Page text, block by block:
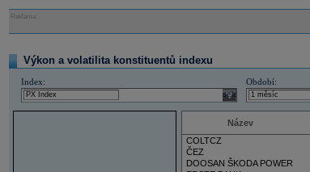
Reklama
Výkon a volatilita konstituentů indexu
Index:
select
Období:
Název
COLTCZ
ČEZ
DOOSAN ŠKODA POWER